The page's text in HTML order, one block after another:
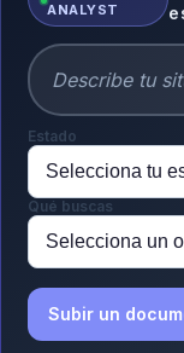
ANALYST
Estado
Qué buscas
Subir un